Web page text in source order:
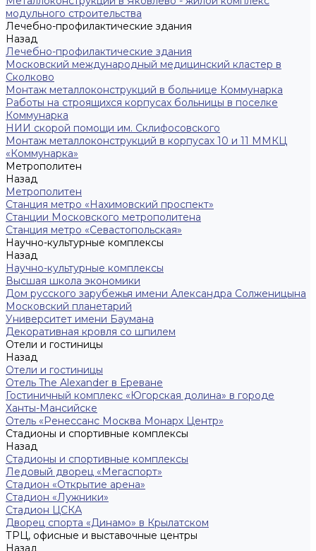
модульного строительства
Лечебно-профилактические здания
Назад
Лечебно-профилактические здания
Московский международный медицинский кластер в
Сколково
Монтаж металлоконструкций в больнице Коммунарка
Работы на строящихся корпусах больницы в поселке
Коммунарка
НИИ скорой помощи им. Склифосовского
Монтаж металлоконструкций в корпусах 10 и 11 ММКЦ
«Коммунарка»
Метрополитен
Назад
Метрополитен
Станция метро «Нахимовский проспект»
Станции Московского метрополитена
Станция метро «Севастопольская»
Научно-культурные комплексы
Назад
Научно-культурные комплексы
Высшая школа экономики
Дом русского зарубежья имени Александра Солженицына
Московский планетарий
Университет имени Баумана
Декоративная кровля со шпилем
Отели и гостиницы
Назад
Отели и гостиницы
Отель The Alexander в Ереване
Гостиничный комплекс «Югорская долина» в городе
Ханты-Мансийске
Отель «Ренессанс Москва Монарх Центр»
Стадионы и спортивные комплексы
Назад
Стадионы и спортивные комплексы
Ледовый дворец «Мегаспорт»
Стадион «Открытие арена»
Стадион «Лужники»
Стадион ЦСКА
Дворец спорта «Динамо» в Крылатском
ТРЦ, офисные и выставочные центры
Назад